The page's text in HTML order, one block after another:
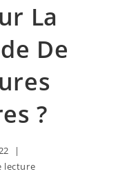
La
De
?
lecture